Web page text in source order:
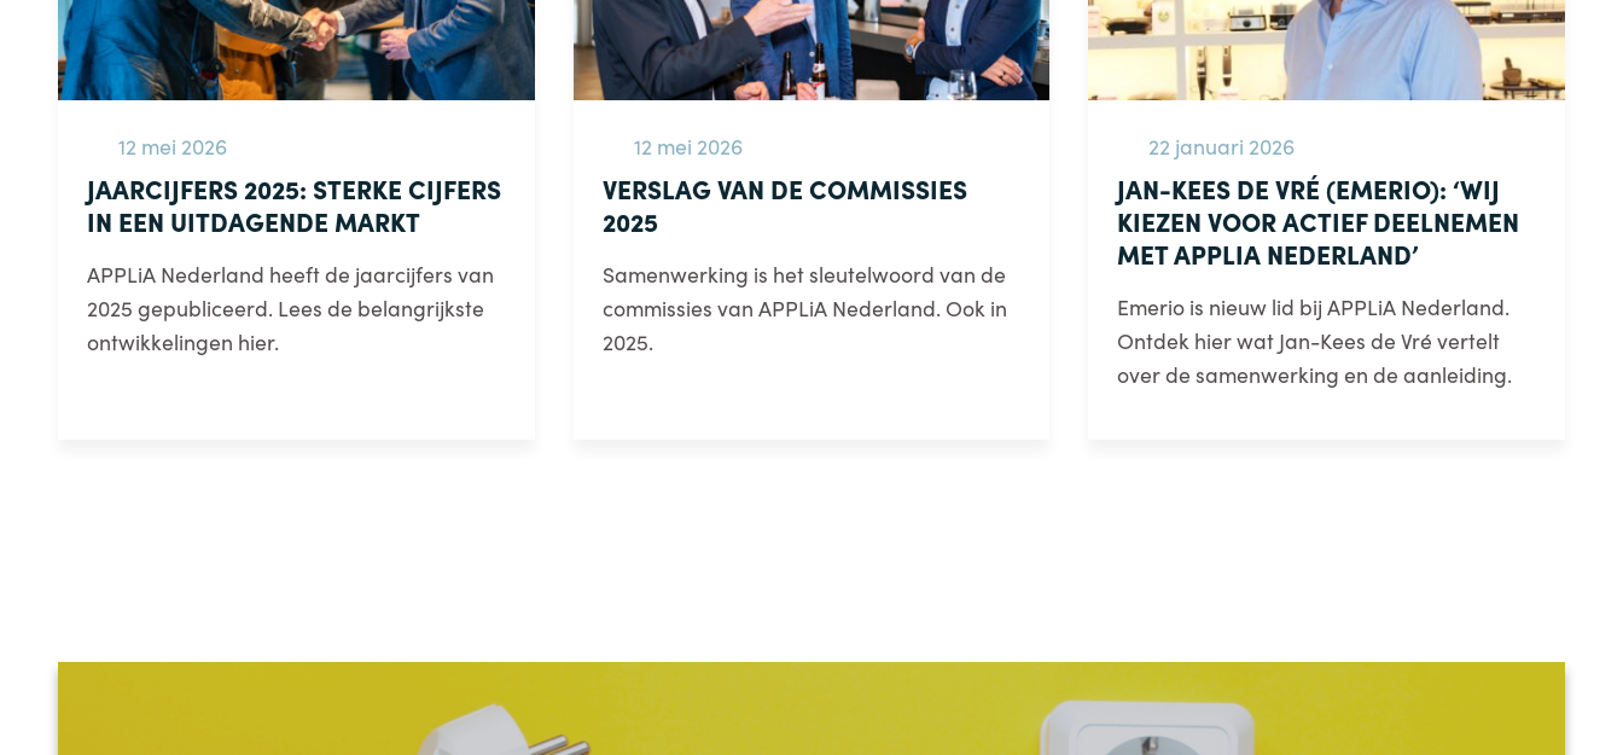
12 mei 2026
JAARCIJFERS 2025: STERKE CIJFERS
IN EEN UITDAGENDE MARKT
APPLiA Nederland heeft de jaarcijfers van
2025 gepubliceerd. Lees de belangrijkste
ontwikkelingen hier.
12 mei 2026
VERSLAG VAN DE COMMISSIES
2025
Samenwerking is het sleutelwoord van de
commissies van APPLiA Nederland. Ook in
2025.
22 januari 2026
JAN-KEES DE VRÉ (EMERIO): ‘WIJ
KIEZEN VOOR ACTIEF DEELNEMEN
MET APPLIA NEDERLAND’
Emerio is nieuw lid bij APPLiA Nederland.
Ontdek hier wat Jan-Kees de Vré vertelt
over de samenwerking en de aanleiding.